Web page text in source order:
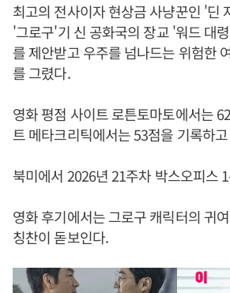
최고의 전사이자 현상금 사냥꾼인 '딘
'그로구'기 신 공화국의 장교 '워드 대
를 제안받고 우주를 넘나드는 위험한
를 그렸다.
영화 평점 사이트 로튼토마토에서는
트 메타크리틱에서는 53점을 기록하
북미에서 2026년 21주차 박스오피스
영화 후기에서는 그로구 캐릭터의 귀
칭찬이 돋보인다.